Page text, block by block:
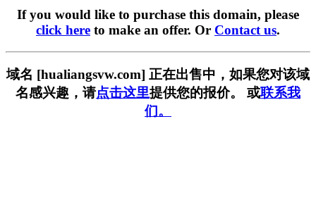
If you would like to purchase this domain, please
click here to make an offer. Or Contact us.
域名 [hualiangsvw.com] 正在出售中，如果您对该域
名感兴趣，请点击这里提供您的报价。 或联系我
们。